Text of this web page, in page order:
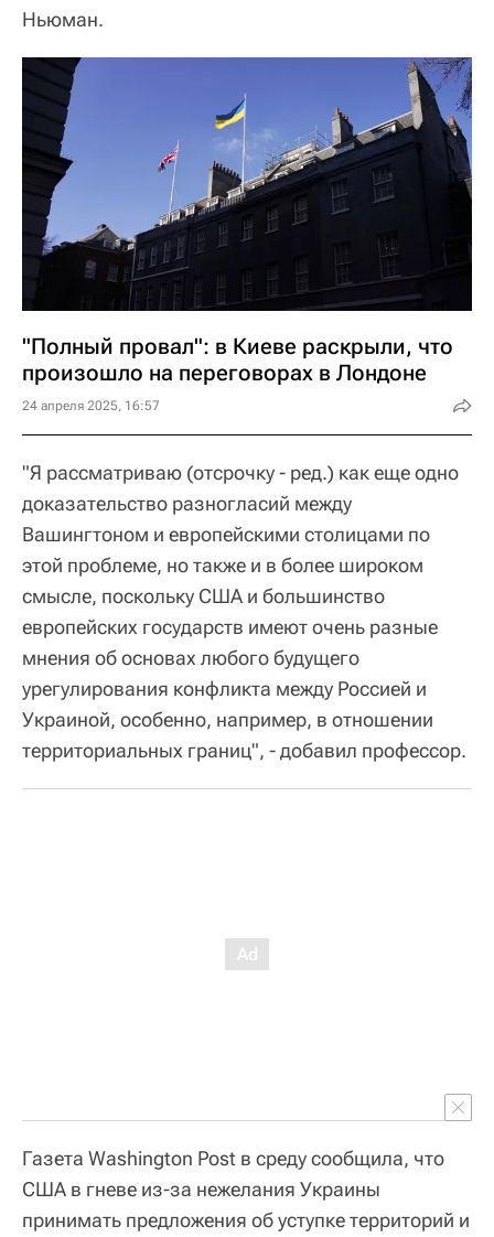
Ньюман.
"Полный провал": в Киеве раскрыли, что
произошло на переговорах в Лондоне
24 апреля 2025, 16:57
"Я рассматриваю (отсрочку - ред.) как еще одно
доказательство разногласий между
Вашингтоном и европейскими столицами по
этой проблеме, но также и в более широком
смысле, поскольку США и большинство
европейских государств имеют очень разные
мнения об основах любого будущего
урегулирования конфликта между Россией и
Украиной, особенно, например, в отношении
территориальных границ", - добавил профессор.
Газета Washington Post в среду сообщила, что
США в гневе из-за нежелания Украины
принимать предложения об уступке территорий и